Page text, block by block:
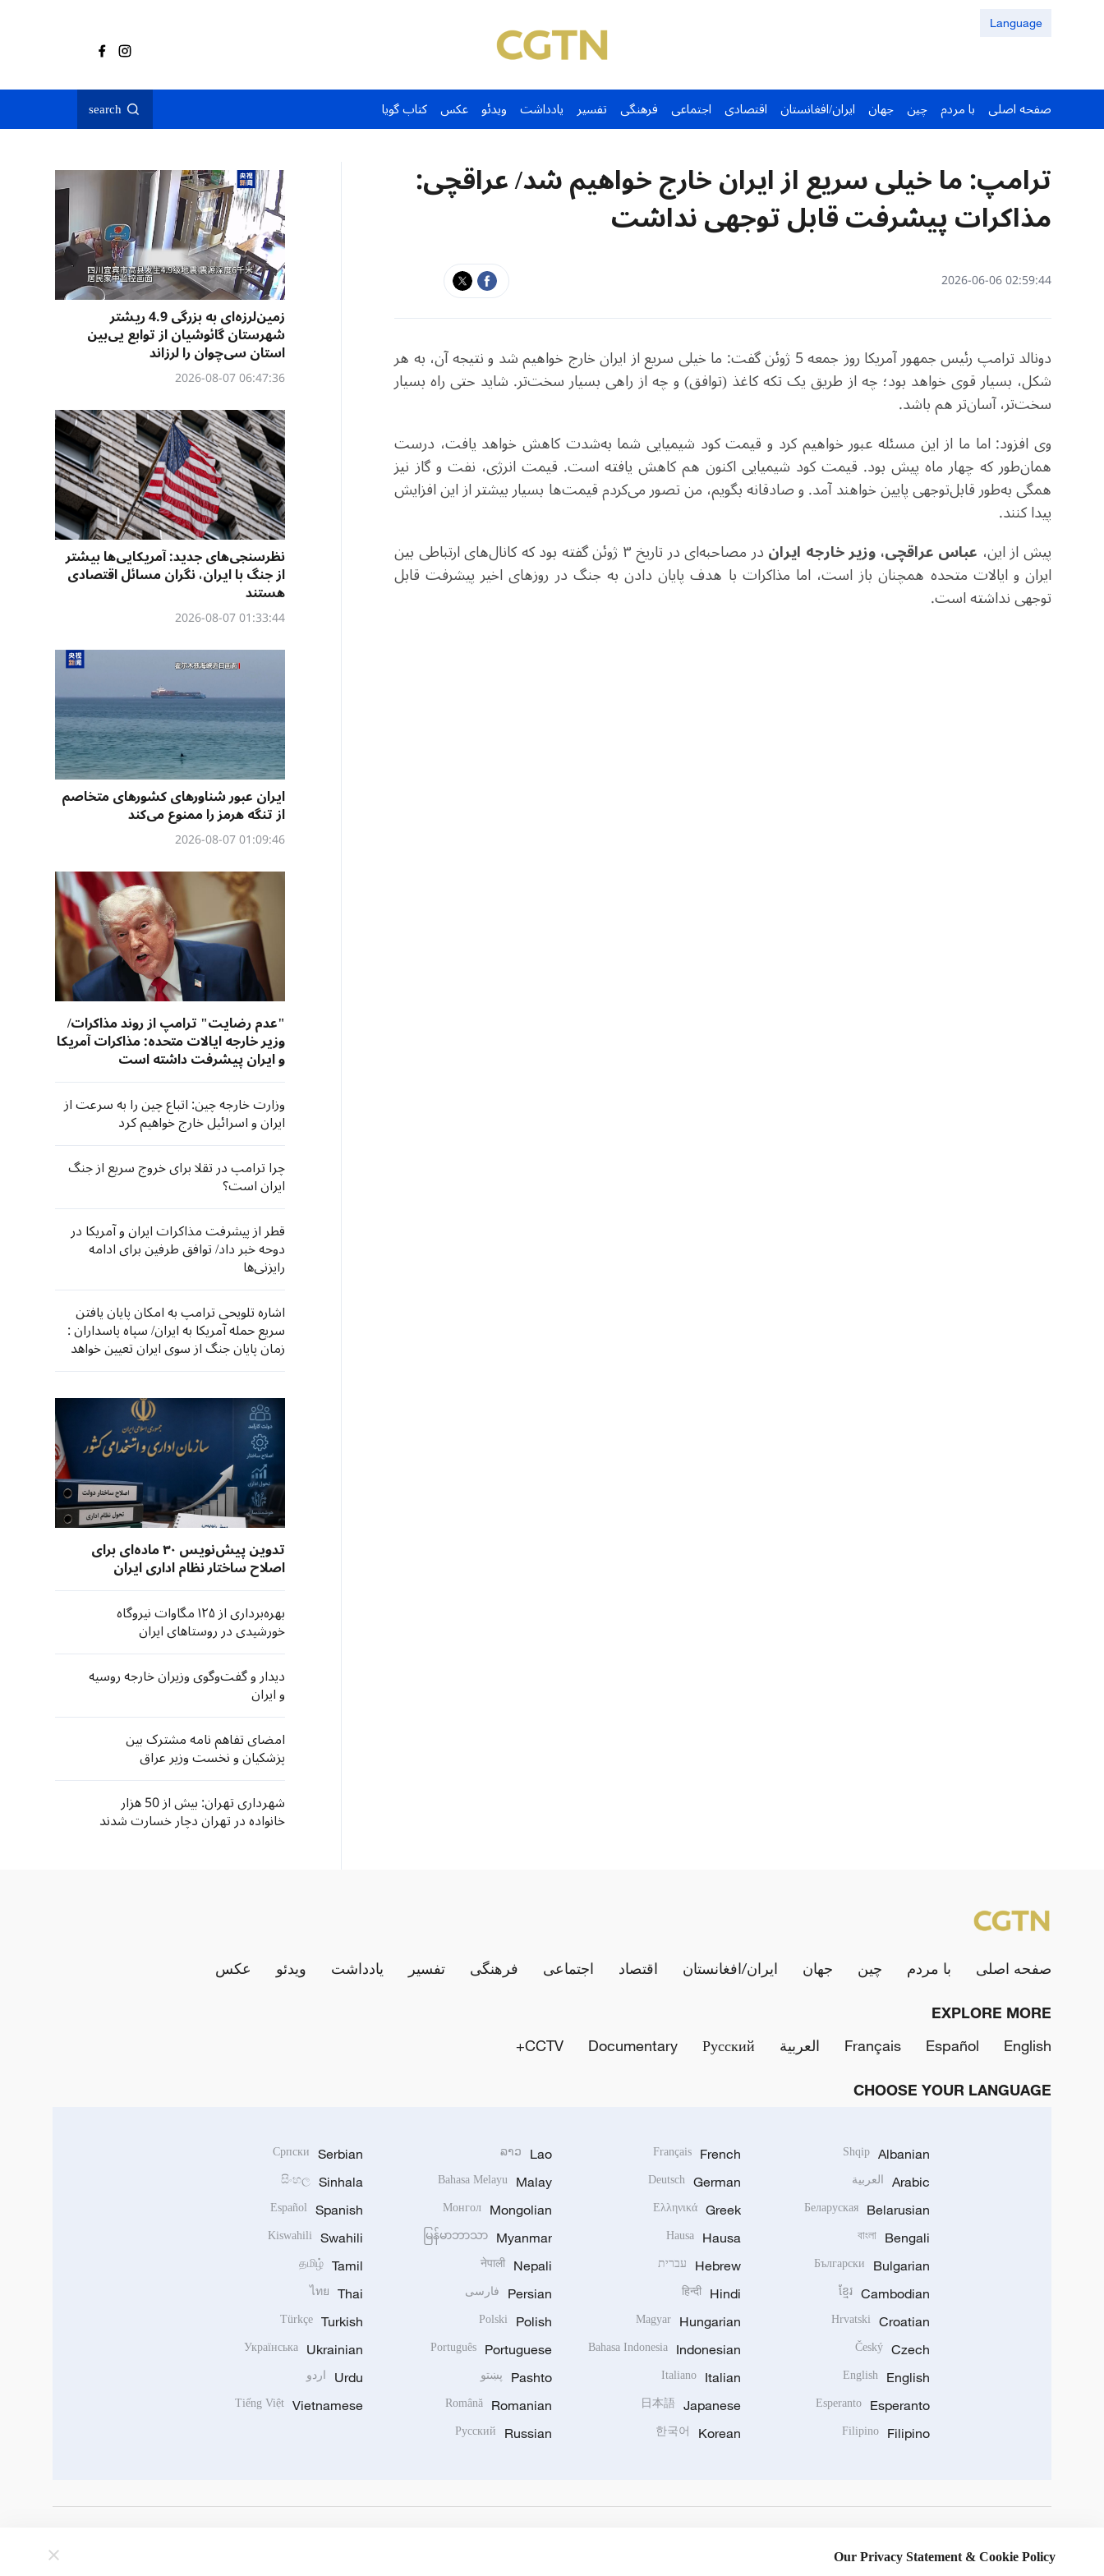
Language
صفحه اصلی با مردم چین جهان ایران/افغانستان اقتصادی اجتماعی فرهنگی تفسیر یادداشت ویدئو عکس کتاب گویا search
ترامپ: ما خیلی سریع از ایران خارج خواهیم شد/ عراقچی:
مذاکرات پیشرفت قابل توجهی نداشت
02:59:44 2026-06-06
دونالد ترامپ رئیس جمهور آمریکا روز جمعه 5 ژوئن گفت: ما خیلی سریع از ایران خارج خواهیم شد و نتیجه آن، به هر
شکل، بسیار قوی خواهد بود؛ چه از طریق یک تکه کاغذ (توافق) و چه از راهی بسیار سخت‌تر. شاید حتی راه بسیار
سخت‌تر، آسان‌تر هم باشد.
وی افزود: اما ما از این مسئله عبور خواهیم کرد و قیمت کود شیمیایی شما به‌شدت کاهش خواهد یافت، درست
همان‌طور که چهار ماه پیش بود. قیمت کود شیمیایی اکنون هم کاهش یافته است. قیمت انرژی، نفت و گاز نیز
همگی به‌طور قابل‌توجهی پایین خواهند آمد. و صادقانه بگویم، من تصور می‌کردم قیمت‌ها بسیار بیشتر از این افزایش
پیدا کنند.
پیش از این، عباس عراقچی، وزیر خارجه ایران در مصاحبه‌ای در تاریخ ۳ ژوئن گفته بود که کانال‌های ارتباطی بین
ایران و ایالات متحده همچنان باز است، اما مذاکرات با هدف پایان دادن به جنگ در روزهای اخیر پیشرفت قابل
توجهی نداشته است.
زمین‌لرزه‌ای به بزرگی 4.9 ریشتر
شهرستان گائوشیان از توابع یی‌بین
استان سی‌چوان را لرزاند
06:47:36 2026-08-07
نظرسنجی‌‌های جدید: آمریکایی‌ها بیشتر
از جنگ با ایران، نگران مسائل اقتصادی
هستند
01:33:44 2026-08-07
ایران عبور شناورهای کشورهای متخاصم
از تنگه هرمز را ممنوع می‌کند
01:09:46 2026-08-07
"عدم رضایت" ترامپ از روند مذاکرات/
وزیر خارجه ایالات متحده: مذاکرات آمریکا
و ایران پیشرفت داشته است
وزارت خارجه چین: اتباع چین را به سرعت از
ایران و اسرائیل خارج خواهیم کرد
چرا ترامپ در تقلا برای خروج سریع از جنگ
ایران است؟
قطر از پیشرفت مذاکرات ایران و آمریکا در
دوحه خبر داد/ توافق طرفین برای ادامه
رایزنی‌ها
اشاره تلویحی ترامپ به امکان پایان یافتن
سریع حمله آمریکا به ایران/ سپاه پاسداران :
زمان پایان جنگ از سوی ایران تعیین خواهد
شد
تدوین پیش‌نویس ۳۰ ماده‌ای برای
اصلاح ساختار نظام اداری ایران
بهره‌برداری از ۱۲۵ مگاوات نیروگاه
خورشیدی در روستاهای ایران
دیدار و گفت‌و‌گوی وزیران خارجه روسیه
و ایران
امضای تفاهم نامه مشترک بین
پزشکیان و نخست وزیر عراق
شهرداری تهران: بیش از 50 هزار
خانواده در تهران دچار خسارت شدند
صفحه اصلی با مردم چین جهان ایران/افغانستان اقتصاد اجتماعی فرهنگی تفسیر یادداشت ویدئو عکس
EXPLORE MORE
English
Español
Français العربية Русский
Documentary
CCTV+
CHOOSE YOUR LANGUAGE
Albanian
Shqip
Arabic العربية
Belarusian
Беларуская
Bengali
বাংলা
Bulgarian
Български
Cambodian
ខ្មែរ
Croatian
Hrvatski
Czech
Český
English
English
Esperanto
Esperanto
Filipino
Filipino
French
Français
German
Deutsch
Greek
Ελληνικά
Hausa
Hausa
Hebrew עברית
Hindi
हिन्दी
Hungarian
Magyar
Indonesian
Bahasa Indonesia
Italian
Italiano
Japanese
日本語
Korean
한국어
Lao
ລາວ
Malay
Bahasa Melayu
Mongolian
Монгол
Myanmar
မြန်မာဘာသာ
Nepali
नेपाली
Persian فارسی
Polish
Polski
Portuguese
Português
Pashto پښتو
Romanian
Română
Russian
Русский
Serbian
Српски
Sinhala
සිංහල
Spanish
Español
Swahili
Kiswahili
Tamil
தமிழ்
Thai
ไทย
Turkish
Türkçe
Ukrainian
Українська
Urdu اردو
Vietnamese
Tiếng Việt
Our Privacy Statement & Cookie Policy